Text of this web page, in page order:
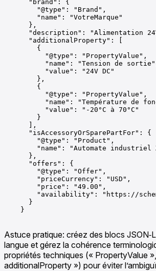
      "brand": {
        "@type": "Brand",
        "name": "VotreMarque"
      },
"description": "Alimentation
      "additionalProperty": [
        {
          "@type": "PropertyValue",
"name": "Tension de
          "value": "24V DC"
        },
        {
          "@type": "PropertyValue",
"name": "Température de
          "value": "-20°C à 70°C"
        }
      ],
      "isAccessoryOrSparePartFor": {
        "@type": "Product",
"name": "Automate industriel
      },
      "offers": {
        "@type": "Offer",
        "priceCurrency": "USD",
        "price": "49.00",
"availability": "https://
      }
    }
Astuce pratique: créez des blocs
langue et gérez la cohérence
propriétés techniques (« PropertyValue
additionalProperty ») pour éviter